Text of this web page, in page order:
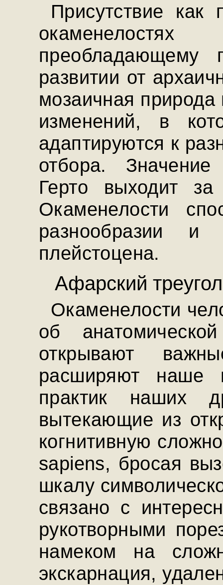
Присутствие
преобладающему
развитии от
мозаичная
изменений, в
адаптируются к
отбора. Значение
Герто выходит
Окаменелости
разнообразии и
плейстоцена.
Афарский
Окаменелости
об
открывают
расширяют наше
практик наших
вытекающие из
когнитивную
sapiens, бросая
шкалу
связано с
рукотворными
намеком на
экскарнация,